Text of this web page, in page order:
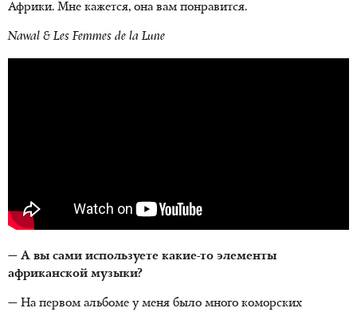
Африки. Мне кажется, она вам понравится.
Nawal & Les Femmes de la Lune
— А вы сами используете какие-то элементы
африканской музыки?
— На первом альбоме у меня было много коморских